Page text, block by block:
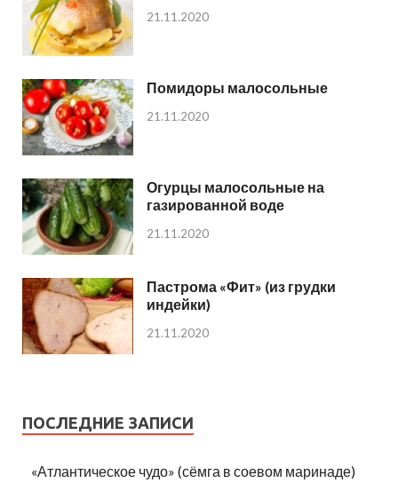
21.11.2020
Помидоры малосольные
21.11.2020
Огурцы малосольные на
газированной воде
21.11.2020
Пастрома «Фит» (из грудки
индейки)
21.11.2020
ПОСЛЕДНИЕ ЗАПИСИ
«Атлантическое чудо» (сёмга в соевом маринаде)